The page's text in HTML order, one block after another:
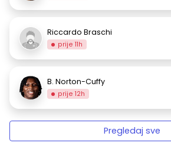
Riccardo Braschi
prije 11h
B. Norton-Cuffy
prije 12h
Pregledaj sve